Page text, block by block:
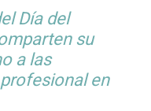
Día del
su
a las
en